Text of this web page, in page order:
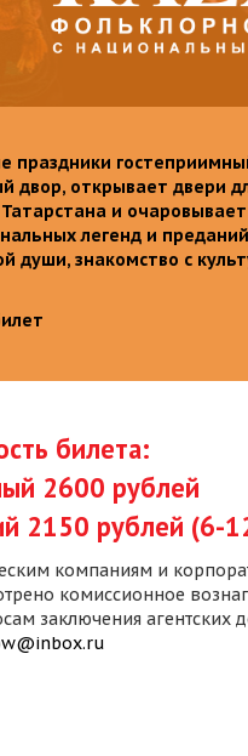
праздники
двор, открывает двери
и
легенд и
души, знакомство с
билета:
2600 рублей
2150 рублей (6-
компаниям и
комиссионное
заключения агентских